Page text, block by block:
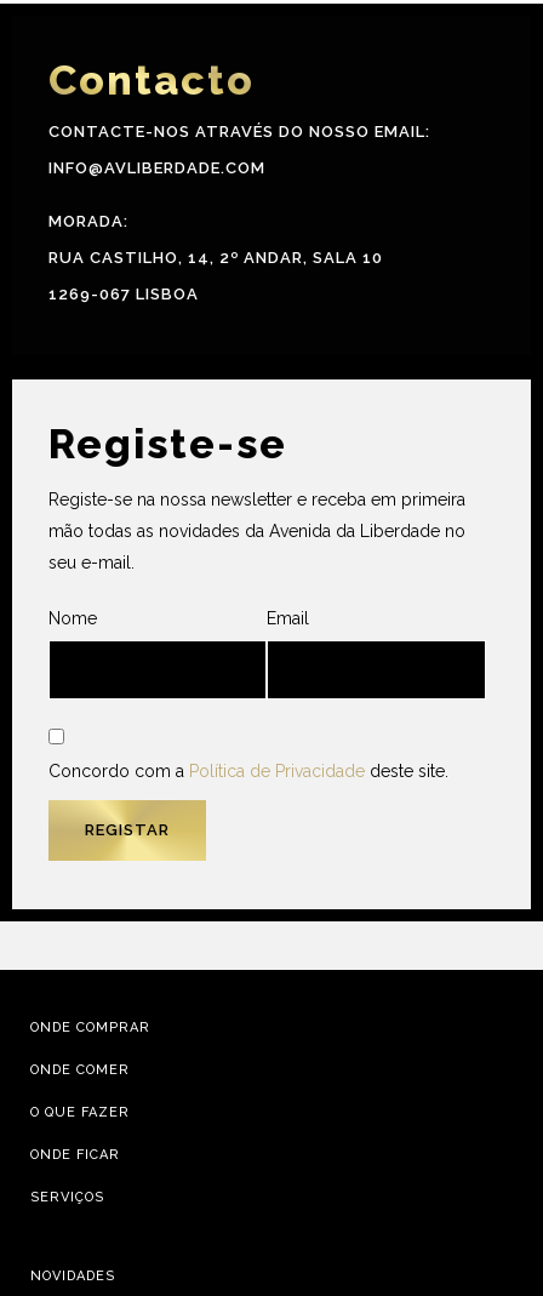
Contacto
CONTACTE-NOS ATRAVÉS DO NOSSO EMAIL:
INFO@AVLIBERDADE.COM
MORADA:
RUA CASTILHO, 14, 2º ANDAR, SALA 10
1269-067 LISBOA
Registe-se
Registe-se na nossa newsletter e receba em primeira
mão todas as novidades da Avenida da Liberdade no
seu e-mail.
Nome Email
Concordo com a Política de Privacidade deste site.
ONDE COMPRAR
ONDE COMER
O QUE FAZER
ONDE FICAR
SERVIÇOS
NOVIDADES